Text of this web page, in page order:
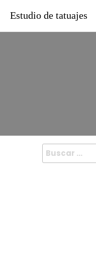
Estudio de tatuajes